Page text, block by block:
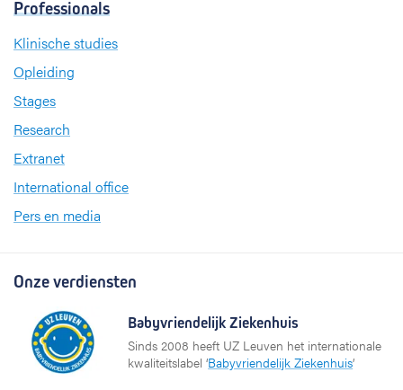
Professionals
Klinische studies
Opleiding
Stages
Research
Extranet
International office
Pers en media
Onze verdiensten
Babyvriendelijk Ziekenhuis
Sinds 2008 heeft UZ Leuven het internationale
kwaliteitslabel ‘Babyvriendelijk Ziekenhuis’